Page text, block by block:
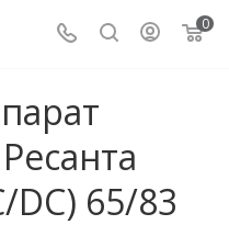
0
65/83